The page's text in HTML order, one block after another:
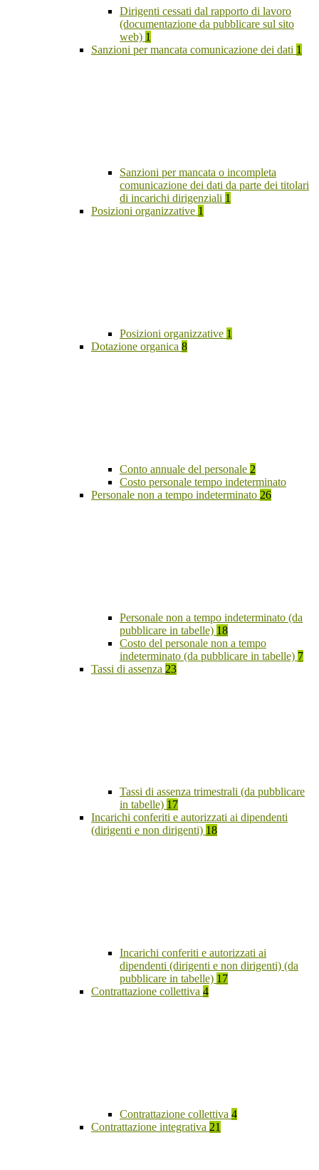
Dirigenti cessati dal rapporto di lavoro
(documentazione da pubblicare sul sito
web) 1
Sanzioni per mancata comunicazione dei dati 1
Sanzioni per mancata o incompleta
comunicazione dei dati da parte dei titolari
di incarichi dirigenziali 1
Posizioni organizzative 1
Posizioni organizzative 1
Dotazione organica 8
Conto annuale del personale 2
Costo personale tempo indeterminato
Personale non a tempo indeterminato 26
Personale non a tempo indeterminato (da
pubblicare in tabelle) 18
Costo del personale non a tempo
indeterminato (da pubblicare in tabelle) 7
Tassi di assenza 23
Tassi di assenza trimestrali (da pubblicare
in tabelle) 17
Incarichi conferiti e autorizzati ai dipendenti
(dirigenti e non dirigenti) 18
Incarichi conferiti e autorizzati ai
dipendenti (dirigenti e non dirigenti) (da
pubblicare in tabelle) 17
Contrattazione collettiva 4
Contrattazione collettiva 4
Contrattazione integrativa 21